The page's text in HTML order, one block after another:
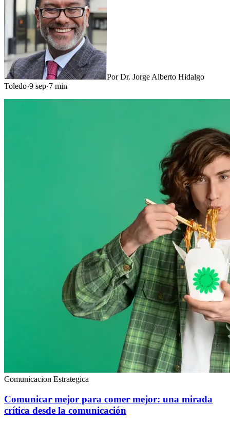
PorDr. Jorge Alberto Hidalgo
Toledo·9 sep·7 min
Comunicacion Estrategica
Comunicar mejor para comer mejor: una mirada
crítica desde la comunicación